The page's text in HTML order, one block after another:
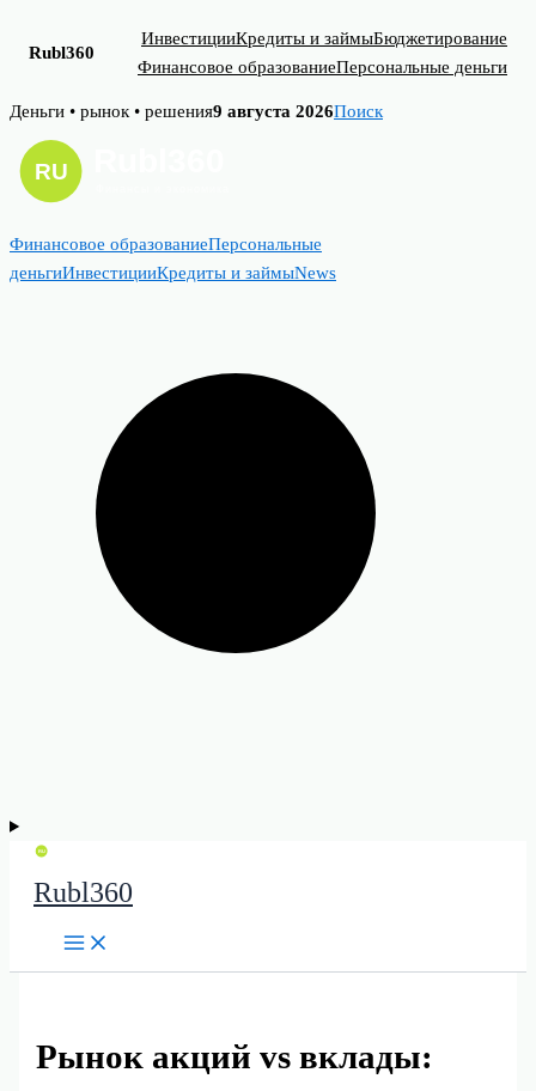
Rubl360
ИнвестицииКредиты и займыБюджетирование
Финансовое образованиеПерсональные деньги
Skip
content
Деньги • рынок • решения9 августа 2026Поиск
Финансовое образованиеПерсональные
деньгиИнвестицииКредиты и займыNews
Rubl360
Рынок акций vs вклады: